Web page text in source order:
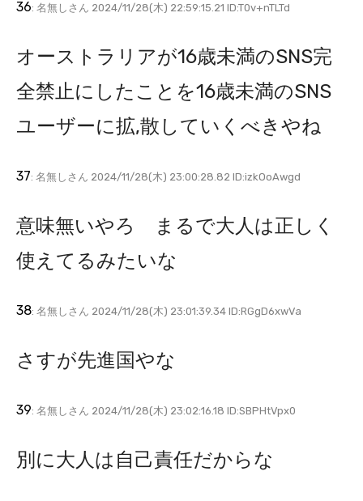
36: 名無しさん 2024/11/28(木) 22:59:15.21 ID:T0v+nTLTd
オーストラリアが16歳未満のSNS完
全禁止にしたことを16歳未満のSNS
ユーザーに拡,散していくべきやね
37: 名無しさん 2024/11/28(木) 23:00:28.82 ID:izkOoAwgd
意味無いやろ まるで大人は正しく
使えてるみたいな
38: 名無しさん 2024/11/28(木) 23:01:39.34 ID:RGgD6xwVa
さすが先進国やな
39: 名無しさん 2024/11/28(木) 23:02:16.18 ID:SBPHtVpx0
別に大人は自己責任だからな